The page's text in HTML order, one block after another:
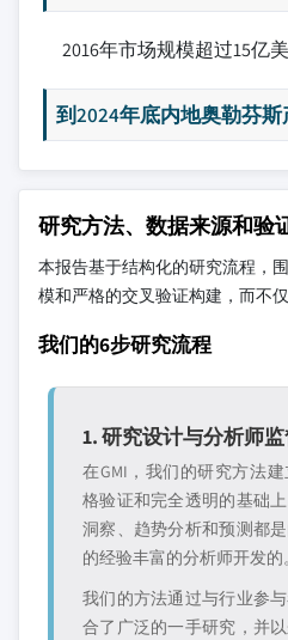
2016年市场规模超过15亿
到2024年底内地奥勒芬斯
研究方法、数据来源和验
本报告基于结构化的研究流程，
模和严格的交叉验证构建，而不仅
我们的6步研究流程
1. 研究设计与分析师
在GMI，我们的研究方法
格验证和完全透明的基础
洞察、趋势分析和预测都
的经验丰富的分析师开发的。
我们的方法通过与行业参
合了广泛的一手研究，并